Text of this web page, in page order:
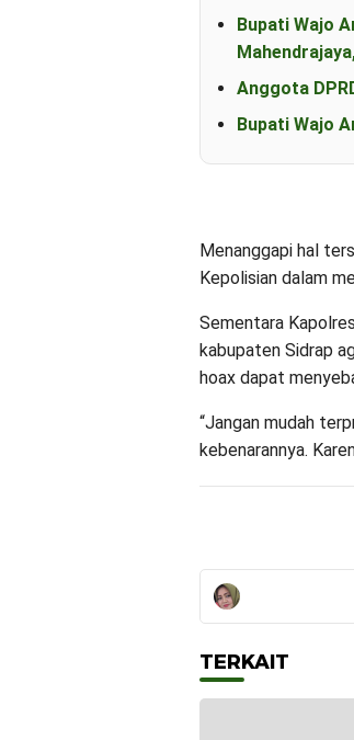
Bupati Wajo
Anggota
Bupati Wajo
Menanggapi hal
Kepolisian dalam
Sementara
kabupaten Sidrap
hoax dapat
“Jangan mudah
kebenarannya.
TERKAIT